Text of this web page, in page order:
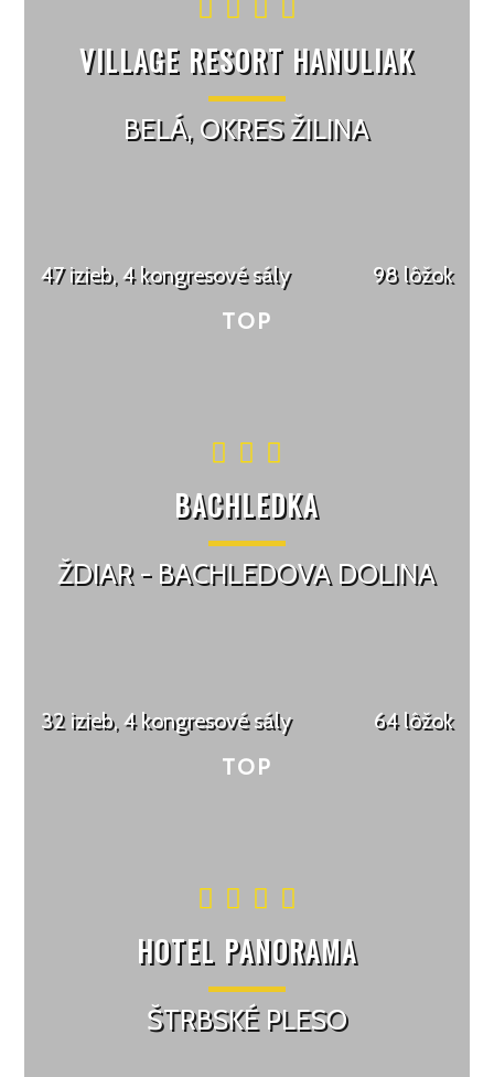
VILLAGE RESORT HANULIAK
BELÁ, OKRES ŽILINA
47 izieb, 4 kongresové sály 98 lôžok
BACHLEDKA
ŽDIAR - BACHLEDOVA DOLINA
32 izieb, 4 kongresové sály 64 lôžok
HOTEL PANORAMA
ŠTRBSKÉ PLESO